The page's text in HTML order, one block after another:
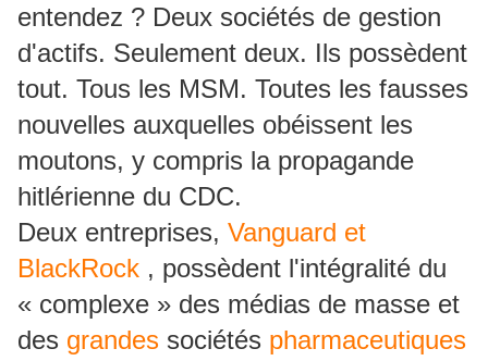
entendez ? Deux sociétés de gestion
d'actifs. Seulement deux. Ils possèdent
tout. Tous les MSM. Toutes les fausses
nouvelles auxquelles obéissent les
moutons, y compris la propagande
hitlérienne du CDC.
Deux entreprises, Vanguard et
BlackRock , possèdent l'intégralité du
« complexe » des médias de masse et
des grandes sociétés pharmaceutiques